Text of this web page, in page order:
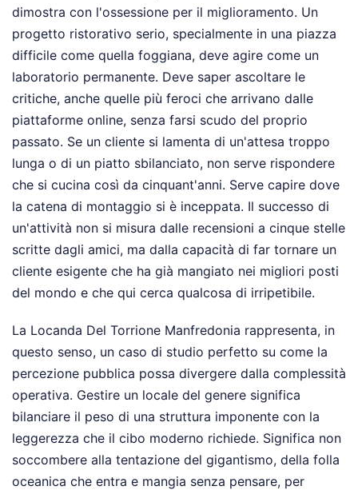
dimostra con l'ossessione per il miglioramento. Un
progetto ristorativo serio, specialmente in una piazza
difficile come quella foggiana, deve agire come un
laboratorio permanente. Deve saper ascoltare le
critiche, anche quelle più feroci che arrivano dalle
piattaforme online, senza farsi scudo del proprio
passato. Se un cliente si lamenta di un'attesa troppo
lunga o di un piatto sbilanciato, non serve rispondere
che si cucina così da cinquant'anni. Serve capire dove
la catena di montaggio si è inceppata. Il successo di
un'attività non si misura dalle recensioni a cinque stelle
scritte dagli amici, ma dalla capacità di far tornare un
cliente esigente che ha già mangiato nei migliori posti
del mondo e che qui cerca qualcosa di irripetibile.
La Locanda Del Torrione Manfredonia rappresenta, in
questo senso, un caso di studio perfetto su come la
percezione pubblica possa divergere dalla complessità
operativa. Gestire un locale del genere significa
bilanciare il peso di una struttura imponente con la
leggerezza che il cibo moderno richiede. Significa non
soccombere alla tentazione del gigantismo, della folla
oceanica che entra e mangia senza pensare, per